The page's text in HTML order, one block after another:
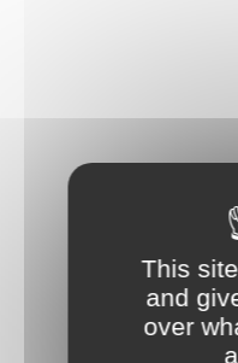
This
and
over